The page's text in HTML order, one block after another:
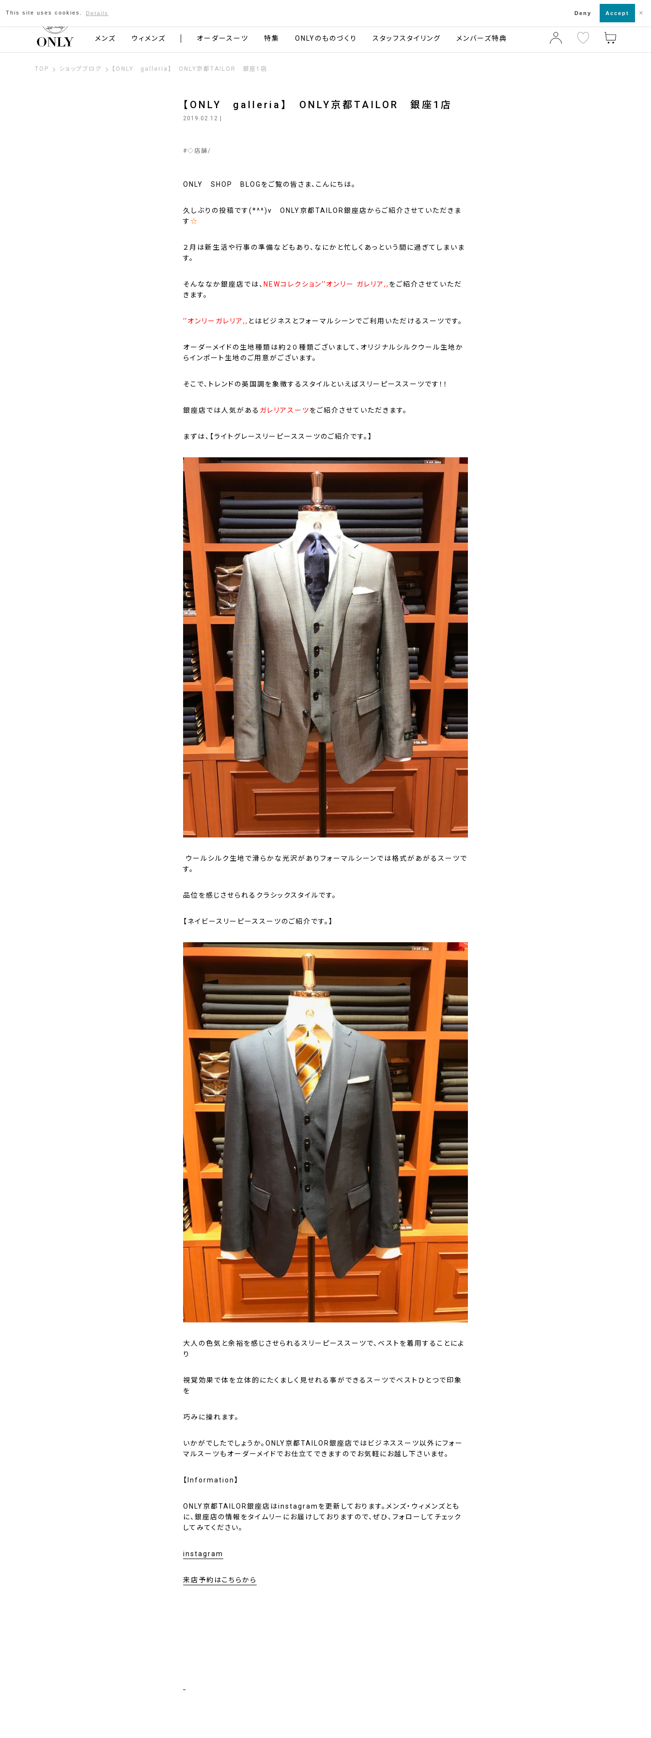
京都発のスーツブランド ONLY 店舗一覧・来店予約
メンズ ウィメンズ オーダースーツ 特集 ONLYのものづくり スタッフスタイリング メンバーズ特典
TOP ショップブログ 【ONLY galleria】 ONLY京都TAILOR 銀座1店
【ONLY galleria】 ONLY京都TAILOR 銀座1店
2019.02.12
#◇店舗
ONLY SHOP BLOGをご覧の皆さま、こんにちは。
久しぶりの投稿です(*^^)v ONLY京都TAILOR銀座店からご紹介させていただきま
す☆
２月は新生活や行事の準備などもあり、なにかと忙しくあっという間に過ぎてしまいま
す。
そんななか銀座店では、 NEWコレクション‘‘オンリー ガレリア,, をご紹介させていただ
きます。
‘‘オンリーガレリア,, とはビジネスとフォーマルシーンでご利用いただけるスーツです。
オーダーメイドの生地種類は約２０種類ございまして、オリジナルシルクウール生地か
らインポート生地のご用意がございます。
そこで、トレンドの英国調を象徴するスタイルといえばスリーピーススーツです！！
銀座店では人気がある ガレリアスーツをご紹介させていただきます。
まずは、【ライトグレースリーピーススーツのご紹介です。】
ウールシルク生地で滑らかな光沢がありフォーマルシーンでは格式があがるスーツで
す。
品位を感じさせられるクラシックスタイルです。
【ネイビースリーピーススーツのご紹介です。】
大人の色気と余裕を感じさせられるスリーピーススーツで、ベストを着用することによ
り
視覚効果で体を立体的にたくましく見せれる事ができるスーツでベストひとつで印象
を
巧みに操れます。
いかがでしたでしょうか。ONLY京都TAILOR銀座店ではビジネススーツ以外にフォー
マルスーツもオーダーメイドでお仕立てできますのでお気軽にお越し下さいませ。
【Information】
ONLY京都TAILOR銀座店はinstagramを更新しております。メンズ・ウィメンズとも
に、銀座店の情報をタイムリーにお届けしておりますので、ぜひ、フォローしてチェック
してみてください。
instagram
来店予約はこちらから
This site uses cookies. Details Deny Accept ×